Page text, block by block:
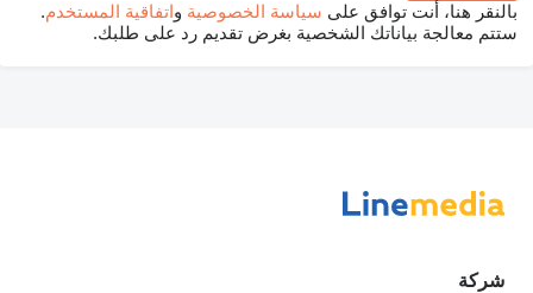
بالنقر هنا، أنت توافق على سياسة الخصوصية واتفاقية المستخدم.
ستتم معالجة بياناتك الشخصية بغرض تقديم رد على طلبك.
شركة